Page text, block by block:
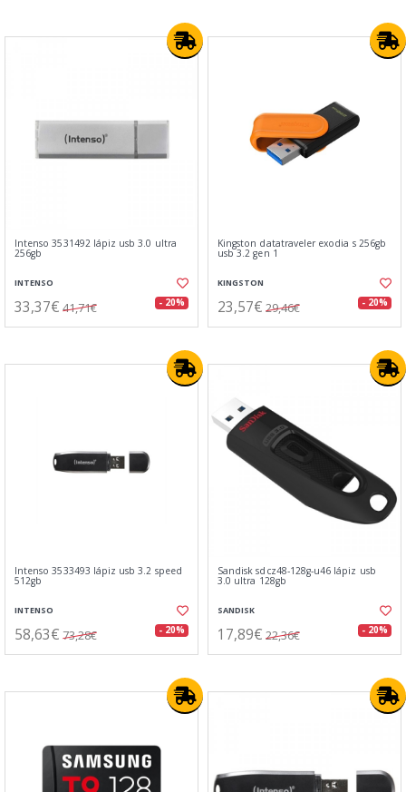
Intenso 3531492 lápiz usb 3.0 ultra
256gb
INTENSO
33,37€ 41,71€ - 20%
Kingston datatraveler exodia s 256gb
usb 3.2 gen 1
KINGSTON
23,57€ 29,46€ - 20%
Intenso 3533493 lápiz usb 3.2 speed
512gb
INTENSO
58,63€ 73,28€ - 20%
Sandisk sdcz48-128g-u46 lápiz usb
3.0 ultra 128gb
SANDISK
17,89€ 22,36€ - 20%